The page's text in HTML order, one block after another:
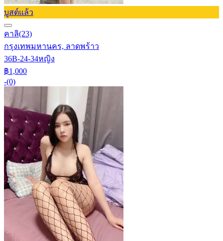
บูสต์แล้ว
คาลิ(23)
กรุงเทพมหานคร, ลาดพร้าว
36B-24-34หญิง
฿1,000
-(0)